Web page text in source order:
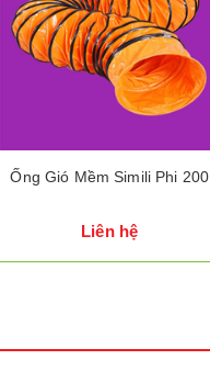
Ống Gió Mềm Simili Phi 200
Liên hệ